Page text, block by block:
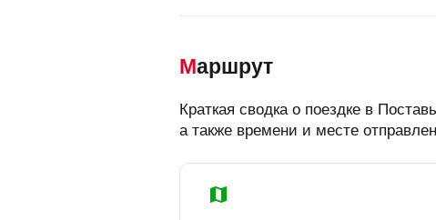
Маршрут
Краткая сводка о поездке в
а также времени и месте